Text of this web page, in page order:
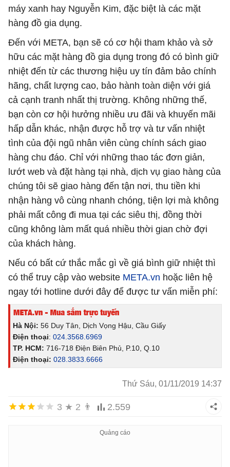
máy xanh hay Nguyễn Kim, đặc biệt là các mặt
hàng đồ gia dụng.
Đến với META, bạn sẽ có cơ hội tham khảo và sở
hữu các mặt hàng đồ gia dụng trong đó có bình giữ
nhiệt đến từ các thương hiệu uy tín đảm bảo chính
hãng, chất lượng cao, bảo hành toàn diện với giá
cả cạnh tranh nhất thị trường. Không những thế,
bạn còn cơ hội hưởng nhiều ưu đãi và khuyến mãi
hấp dẫn khác, nhận được hỗ trợ và tư vấn nhiệt
tình của đội ngũ nhân viên cùng chính sách giao
hàng chu đáo. Chỉ với những thao tác đơn giản,
lướt web và đặt hàng tại nhà, dịch vụ giao hàng của
chúng tôi sẽ giao hàng đến tận nơi, thu tiền khi
nhận hàng vô cùng nhanh chóng, tiện lợi mà không
phải mất công đi mua tại các siêu thị, đồng thời
cũng không làm mất quá nhiều thời gian chờ đợi
của khách hàng.
Nếu có bất cứ thắc mắc gì về giá bình giữ nhiệt thì
có thể truy cập vào website META.vn hoặc liên hệ
ngay tới hotline dưới đây để được tư vấn miễn phí:
Hà Nội: 56 Duy Tân, Dịch Vọng Hậu, Cầu Giấy
Điện thoại: 024.3568.6969
TP. HCM: 716-718 Điện Biên Phủ, P.10, Q.10
Điện thoại: 028.3833.6666
Thứ Sáu, 01/11/2019 14:37
3 ★ 2 👨 2.559